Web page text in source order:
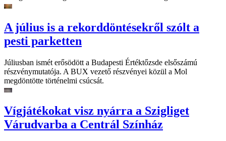
A július is a rekorddöntésekről szólt a
pesti parketten
Júliusban ismét erősödött a Budapesti Értéktőzsde elsőszámú
részvénymutatója. A BUX vezető részvényei közül a Mol
megdöntötte történelmi csúcsát.
Vígjátékokat visz nyárra a Szigliget
Várudvarba a Centrál Színház